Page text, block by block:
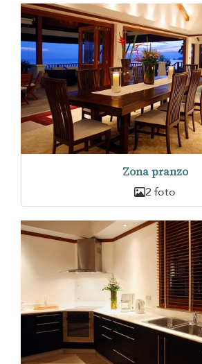
Zona pranzo
2 foto